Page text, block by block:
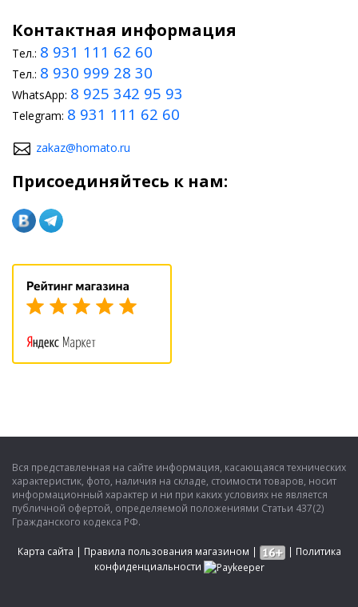
Контактная информация
Тел.: 8 931 111 62 60
Тел.: 8 930 999 28 30
WhatsApp: 8 925 342 95 93
Telegram: 8 931 111 62 60
zakaz@homato.ru
Присоединяйтесь к нам:
Вся представленная на сайте информация, касающаяся технических
характеристик, фото, наличия на складе, стоимости товаров, носит
информационный характер и ни при каких условиях не является
публичной офертой, определяемой положениями Статьи 437(2)
Гражданского кодекса РФ.
Карта сайта | Правила пользования магазином | | Политика
конфиденциальности